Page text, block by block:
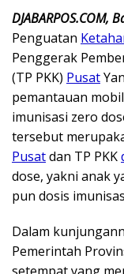
DJABARPOS.COM,
Penguatan
Penggerak
(TP PKK) Pusat
pemantauan
imunisasi zero
tersebut
Pusatdan TP PKK
dose, yakni anak
pun dosis
Dalam
Pemerintah